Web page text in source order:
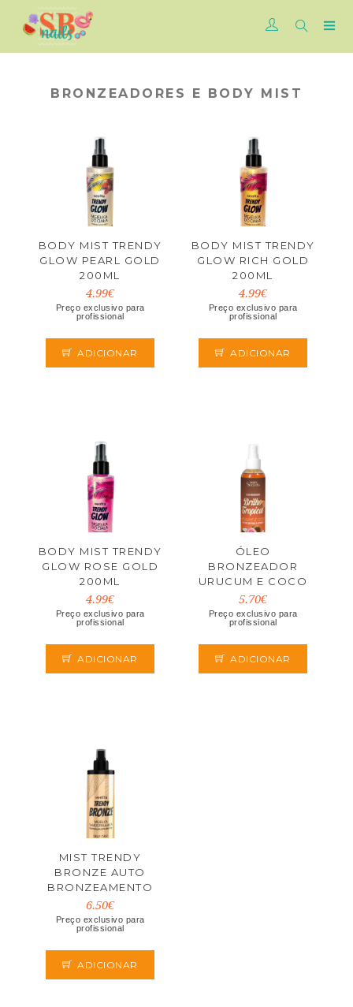
BRONZEADORES E BODY MIST
BODY MIST TRENDY
GLOW PEARL GOLD
200ML
4.99€
Preço exclusivo para
profissional
ADICIONAR
BODY MIST TRENDY
GLOW RICH GOLD
200ML
4.99€
Preço exclusivo para
profissional
ADICIONAR
BODY MIST TRENDY
GLOW ROSE GOLD
200ML
4.99€
Preço exclusivo para
profissional
ADICIONAR
ÓLEO
BRONZEADOR
URUCUM E COCO
200ML BODY
SECRETS
5.70€
Preço exclusivo para
profissional
ADICIONAR
MIST TRENDY
BRONZE AUTO
BRONZEAMENTO
200ML
6.50€
Preço exclusivo para
profissional
ADICIONAR